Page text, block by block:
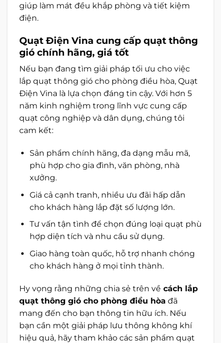
giúp làm mát đều khắp phòng và tiết kiệm
điện.
Quạt Điện Vina cung cấp quạt thông
gió chính hãng, giá tốt
Nếu bạn đang tìm giải pháp tối ưu cho việc
lắp quạt thông gió cho phòng điều hòa, Quạt
Điện Vina là lựa chọn đáng tin cậy. Với hơn 5
năm kinh nghiệm trong lĩnh vực cung cấp
quạt công nghiệp và dân dụng, chúng tôi
cam kết:
Sản phẩm chính hãng, đa dạng mẫu mã,
phù hợp cho gia đình, văn phòng, nhà
xưởng.
Giá cả cạnh tranh, nhiều ưu đãi hấp dẫn
cho khách hàng lắp đặt số lượng lớn.
Tư vấn tận tình để chọn đúng loại quạt phù
hợp diện tích và nhu cầu sử dụng.
Giao hàng toàn quốc, hỗ trợ nhanh chóng
cho khách hàng ở mọi tỉnh thành.
Hy vọng rằng những chia sẻ trên về cách lắp
quạt thông gió cho phòng điều hòa đã
mang đến cho bạn thông tin hữu ích. Nếu
bạn cần một giải pháp lưu thông không khí
hiệu quả, hãy tham khảo các sản phẩm quạt